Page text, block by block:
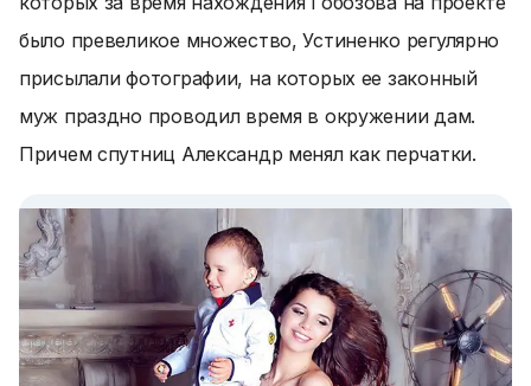
было превеликое множество, Устиненко регулярно
присылали фотографии, на которых ее законный
муж праздно проводил время в окружении дам.
Причем спутниц Александр менял как перчатки.